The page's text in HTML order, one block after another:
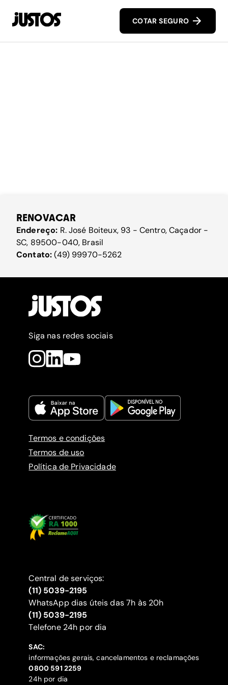
COTAR SEGURO
RENOVACAR
Endereço: R. José Boiteux, 93 - Centro, Caçador -
SC, 89500-040, Brasil
Contato:(49) 99970-5262
Siga nas redes sociais
Termos e condições
Termos de uso
Política de Privacidade
Central de serviços:
(11) 5039-2195
WhatsApp dias úteis das 7h às 20h
(11) 5039-2195
‍Telefone 24h por dia
SAC:
informações gerais, cancelamentos e reclamações
‍0800 591 2259
24h por dia